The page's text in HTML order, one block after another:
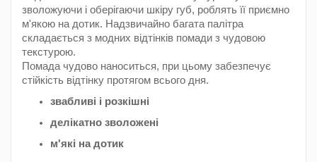
зволожуючи і оберігаючи шкіру губ, роблять її приємно
м'якою на дотик. Надзвичайно багата палітра
складається з модних відтінків помади з чудовою
текстурою.
Помада чудово наноситься, при цьому забезпечує
стійкість відтінку протягом всього дня.
звабливі і розкішні
делікатно зволожені
м'які на дотик